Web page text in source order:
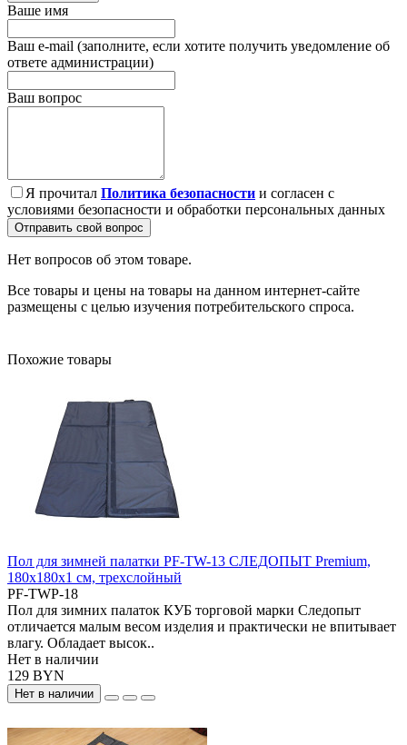
Ваше имя
Ваш e-mail (заполните, если хотите получить уведомление об
ответе администрации)
Ваш вопрос
Я прочитал Политика безопасности и согласен с
условиями безопасности и обработки персональных данных
Отправить свой вопрос
Нет вопросов об этом товаре.
Все товары и цены на товары на данном интернет-сайте
размещены с целью изучения потребительского спроса.
Похожие товары
Пол для зимней палатки PF-TW-13 СЛЕДОПЫТ Premium,
180х180х1 см, трехслойный
PF-TWP-18
Пол для зимних палаток КУБ торговой марки Следопыт
отличается малым весом изделия и практически не впитывает
влагу. Обладает высок..
Нет в наличии
129 BYN
Нет в наличии